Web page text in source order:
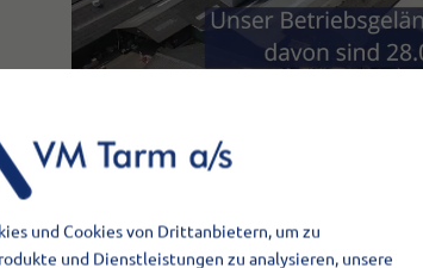
und Cookies von Drittanbietern, um zu
und Dienstleistungen zu analysieren, unsere